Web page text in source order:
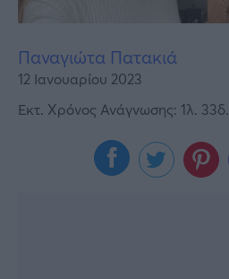
Παναγιώτα Πατακιά
12 Ιανουαρίου 2023
Εκτ. Χρόνος Ανάγνωσης: 1λ. 33δ.